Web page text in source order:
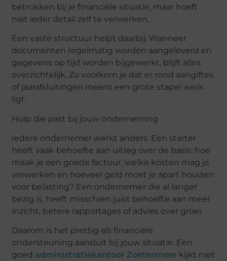
betrokken bij je financiële situatie, maar hoeft
niet ieder detail zelf te verwerken.
Een vaste structuur helpt daarbij. Wanneer
documenten regelmatig worden aangeleverd en
gegevens op tijd worden bijgewerkt, blijft alles
overzichtelijk. Zo voorkom je dat er rond aangiftes
of jaarafsluitingen ineens een grote stapel werk
ligt.
Hulp die past bij jouw onderneming
Iedere ondernemer werkt anders. Een starter
heeft vaak behoefte aan uitleg over de basis: hoe
maak je een goede factuur, welke kosten mag je
verwerken en hoeveel geld moet je apart houden
voor belasting? Een ondernemer die al langer
bezig is, heeft misschien juist behoefte aan meer
inzicht, betere rapportages of advies over groei.
Daarom is het prettig als financiële
ondersteuning aansluit bij jouw situatie. Een
goed administratiekantoor Zoetermeer kijkt niet